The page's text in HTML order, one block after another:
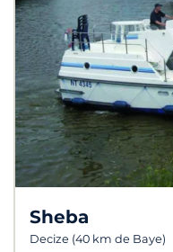
Sheba
Decize (40 km de Baye)